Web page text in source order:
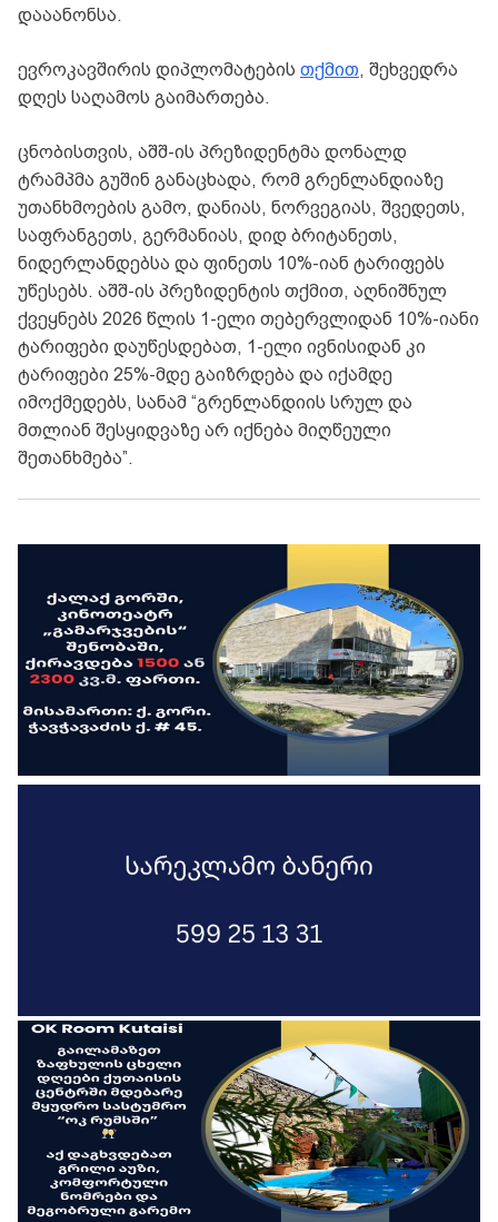
დააანონსა.
ევროკავშირის დიპლომატების თქმით, შეხვედრა
დღეს საღამოს გაიმართება.
ცნობისთვის, აშშ-ის პრეზიდენტმა დონალდ
ტრამპმა გუშინ განაცხადა, რომ გრენლანდიაზე
უთანხმოების გამო, დანიას, ნორვეგიას, შვედეთს,
საფრანგეთს, გერმანიას, დიდ ბრიტანეთს,
ნიდერლანდებსა და ფინეთს 10%-იან ტარიფებს
უწესებს. აშშ-ის პრეზიდენტის თქმით, აღნიშნულ
ქვეყნებს 2026 წლის 1-ელი თებერვლიდან 10%-იანი
ტარიფები დაუწესდებათ, 1-ელი ივნისიდან კი
ტარიფები 25%-მდე გაიზრდება და იქამდე
იმოქმედებს, სანამ “გრენლანდიის სრულ და
მთლიან შესყიდვაზე არ იქნება მიღწეული
შეთანხმება”.